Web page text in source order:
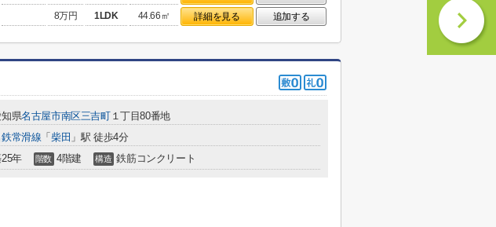
8万円 1LDK 44.66㎡ 詳細を見る 追加する
県名古屋市南区三吉町１丁目80番地
常滑線 「 柴田 」駅 徒歩4分
年 階数 4階建 構造 鉄筋コンクリート